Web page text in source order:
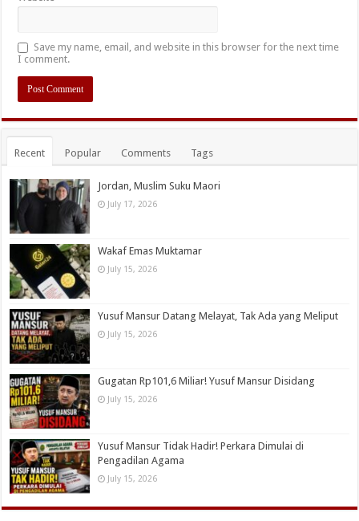
Save my name, email, and website in this browser for the next time
I comment.
Recent Popular Comments Tags
Jordan, Muslim Suku Maori
July 17, 2026
Wakaf Emas Muktamar
July 15, 2026
Yusuf Mansur Datang Melayat, Tak Ada yang Meliput
July 15, 2026
Gugatan Rp101,6 Miliar! Yusuf Mansur Disidang
July 15, 2026
Yusuf Mansur Tidak Hadir! Perkara Dimulai di
Pengadilan Agama
July 15, 2026